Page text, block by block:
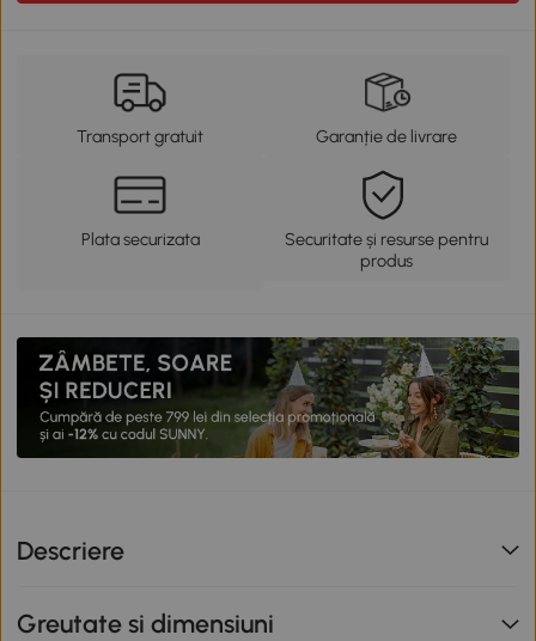
Transport gratuit Garanție de livrare
Plata securizata
Securitate și resurse pentru
produs
Descriere
Greutate si dimensiuni